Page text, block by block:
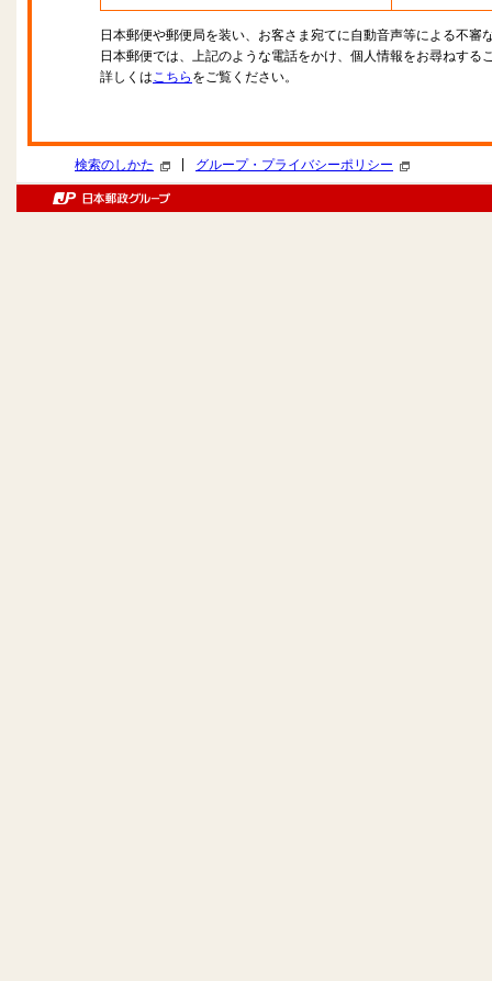
日本郵便や郵便局を装い、お客さま宛てに自動音声等による不審
日本郵便では、上記のような電話をかけ、個人情報をお尋ねする
詳しくはこちら をご覧ください。
検索のしかた グループ・プライバシーポリシー